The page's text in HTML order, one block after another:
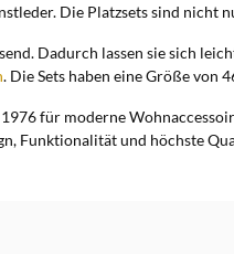
Die Platzsets sind
Dadurch lassen sie sich
. Die Sets haben eine Größe von
für moderne
Funktionalität und höchste